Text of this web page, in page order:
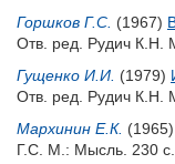
Горшков Г.С. (1967)
Отв. ред. Рудич К.Н.
Гущенко И.И. (1979)
Отв. ред. Рудич К.Н.
Мархинин Е.К. (1965)
Г.С. М.: Мысль. 230 с.